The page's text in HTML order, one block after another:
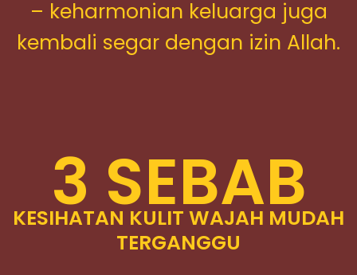
– keharmonian keluarga juga
kembali segar dengan izin Allah.
3 SEBAB
KESIHATAN KULIT WAJAH MUDAH
TERGANGGU